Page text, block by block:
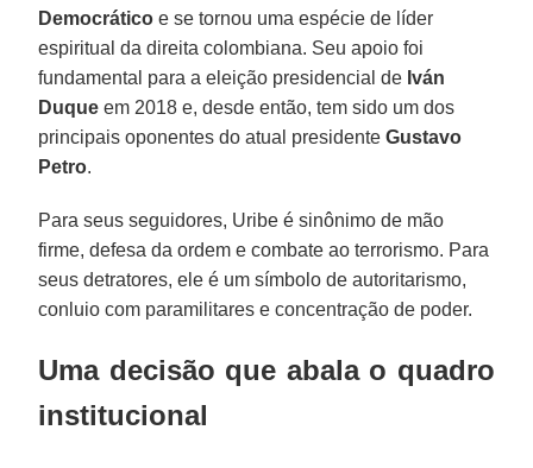
Democrático e se tornou uma espécie de líder
espiritual da direita colombiana. Seu apoio foi
fundamental para a eleição presidencial de Iván
Duque em 2018 e, desde então, tem sido um dos
principais oponentes do atual presidenteGustavo
Petro.
Para seus seguidores, Uribe é sinônimo de mão
firme, defesa da ordem e combate ao terrorismo. Para
seus detratores, ele é um símbolo de autoritarismo,
conluio com paramilitares e concentração de poder.
Uma decisão que abala o quadro
institucional